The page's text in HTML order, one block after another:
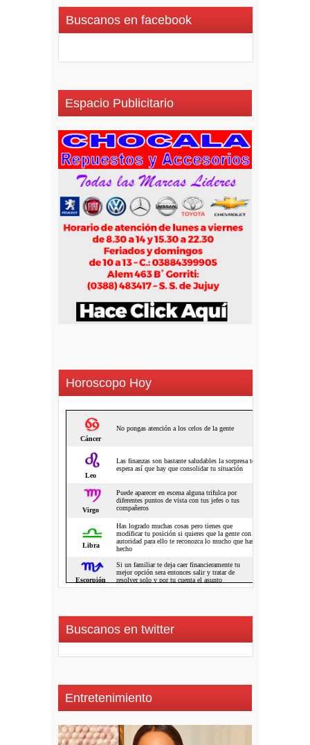
Buscanos en facebook
Espacio Publicitario
Horoscopo Hoy
Buscanos en twitter
Entretenimiento